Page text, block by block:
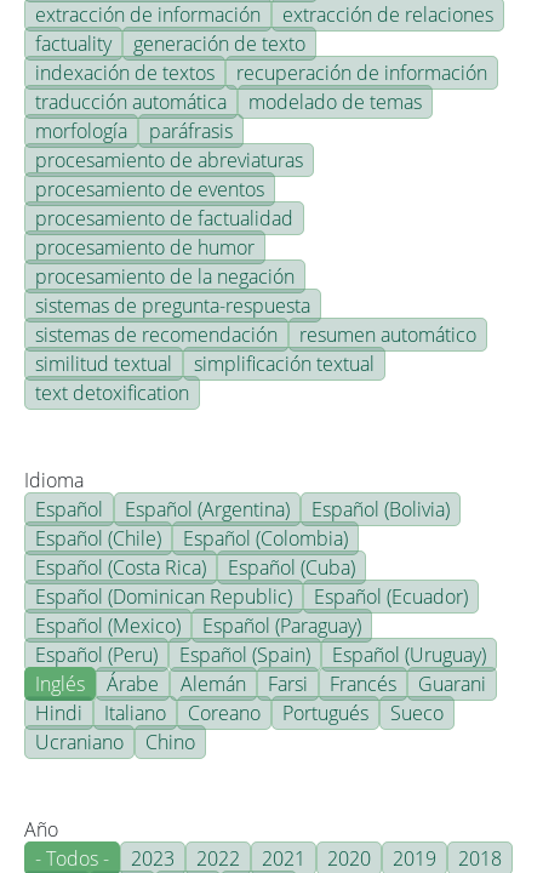
extracción de información
extracción de relaciones
factuality
generación de texto
indexación de textos
recuperación de información
traducción automática
modelado de temas
morfología
paráfrasis
procesamiento de abreviaturas
procesamiento de eventos
procesamiento de factualidad
procesamiento de humor
procesamiento de la negación
sistemas de pregunta-respuesta
sistemas de recomendación
resumen automático
similitud textual
simplificación textual
text detoxification
Idioma
Español
Español (Argentina)
Español (Bolivia)
Español (Chile)
Español (Colombia)
Español (Costa Rica)
Español (Cuba)
Español (Dominican Republic)
Español (Ecuador)
Español (Mexico)
Español (Paraguay)
Español (Peru)
Español (Spain)
Español (Uruguay)
Inglés
Árabe Alemán Farsi Francés
Guarani
Hindi
Italiano Coreano Portugués
Sueco
Ucraniano
Chino
Año
- Todos -
2023 2022 2021 2020 2019
2018